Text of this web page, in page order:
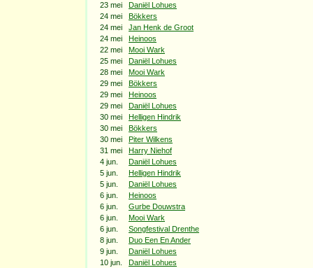
23 mei
Daniël Lohues
24 mei
Bökkers
24 mei
Jan Henk de Groot
24 mei
Heinoos
22 mei
Mooi Wark
25 mei
Daniël Lohues
28 mei
Mooi Wark
29 mei
Bökkers
29 mei
Heinoos
29 mei
Daniël Lohues
30 mei
Helligen Hindrik
30 mei
Bökkers
30 mei
Piter Wilkens
31 mei
Harry Niehof
4 jun.
Daniël Lohues
5 jun.
Helligen Hindrik
5 jun.
Daniël Lohues
6 jun.
Heinoos
6 jun.
Gurbe Douwstra
6 jun.
Mooi Wark
6 jun.
Songfestival Drenthe
8 jun.
Duo Een En Ander
9 jun.
Daniël Lohues
10 jun.
Daniël Lohues